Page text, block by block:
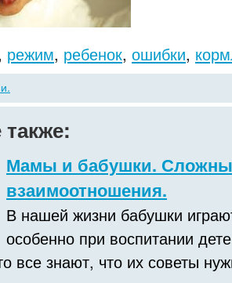
режим, ребенок, ошибки,
Мамы и бабушки.
взаимоотношения.
В нашей жизни бабушки
особенно при воспитании
все знают, что их советы